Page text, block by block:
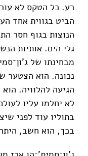
רע. כל הטקס לא
הביט בגווית אחד
הנוצות בגוף חסר
גלי הים. אותיות
מבחינתו של
נכונה. הוא הצטער
הגיעה להלוויה.
לא יחלמו עליו
בתוליו עוד לפני
בכך, הוא חשב,